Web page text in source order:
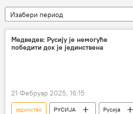
Изабери период
Медведев: Русију је немогуће
победити док је јединствена
21 Фебруар 2025, 16:15
јединство РУСИЈА
Русија